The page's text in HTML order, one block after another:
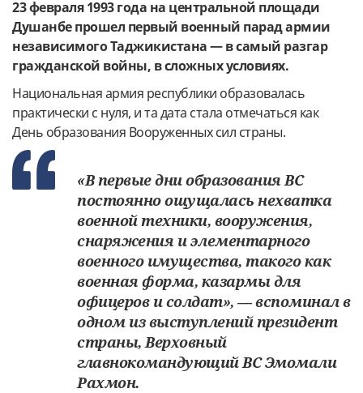
23 февраля 1993 года на центральной площади
Душанбе прошел первый военный парад армии
независимого Таджикистана — в самый разгар
гражданской войны, в сложных условиях.
Национальная армия республики образовалась
практически с нуля, и та дата стала отмечаться как
День образования Вооруженных сил страны.
«В первые дни образования ВС
постоянно ощущалась нехватка
военной техники, вооружения,
снаряжения и элементарного
военного имущества, такого как
военная форма, казармы для
офицеров и солдат», — вспоминал в
одном из выступлений президент
страны, Верховный
главнокомандующий ВС Эмомали
Рахмон.